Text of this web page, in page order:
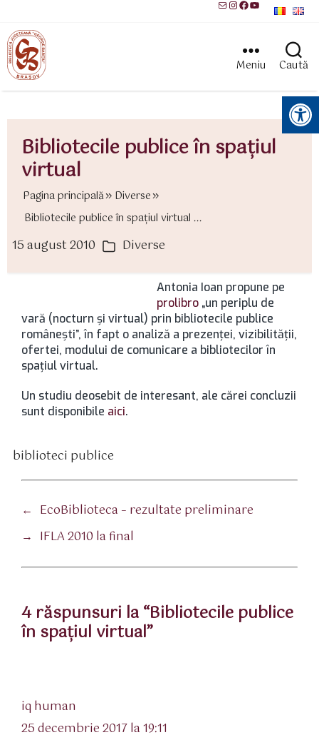
MailInstagram
Facebook
YouTube
Meniu Caută
Instrumente pentru accesibilitate
Bibliotecile publice în spaţiul
virtual
Pagina principală
Diverse
Bibliotecile publice în spaţiul virtual ...
15 august 2010 Categorii
Diverse
Antonia Ioan propune pe
prolibro „un periplu de
vară (nocturn şi virtual) prin bibliotecile publice
româneşti”, în fapt o analiză a prezenţei, vizibilităţii,
ofertei, modului de comunicare a bibliotecilor în
spaţiul virtual.
Un studiu deosebit de interesant, ale cărei concluzii
sunt disponibile aici.
biblioteci publice
← EcoBiblioteca – rezultate preliminare
→ IFLA 2010 la final
4 răspunsuri la “Bibliotecile publice
în spaţiul virtual”
iq human
25 decembrie 2017 la 19:11